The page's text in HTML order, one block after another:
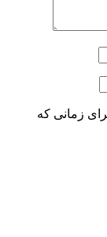
زمانی که